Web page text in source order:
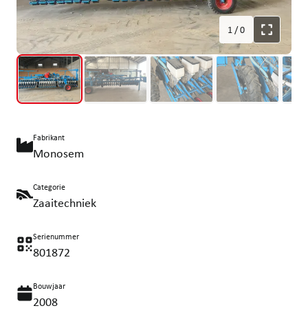
1/0
Fabrikant
Monosem
Categorie
Zaaitechniek
Serienummer
801872
Bouwjaar
2008